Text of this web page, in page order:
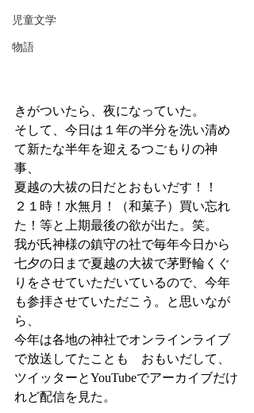
児童文学
物語
きがついたら、夜になっていた。
そして、今日は１年の半分を洗い清め
て新たな半年を迎えるつごもりの神
事、
夏越の大祓の日だとおもいだす！！
２１時！水無月！（和菓子）買い忘れ
た！等と上期最後の欲が出た。笑。
我が氏神様の鎮守の社で毎年今日から
七夕の日まで夏越の大祓で茅野輪くぐ
りをさせていただいているので、今年
も参拝させていただこう。と思いなが
ら、
今年は各地の神社でオンラインライブ
で放送してたことも　おもいだして、
ツイッターとYouTubeでアーカイブだけ
れど配信を見た。